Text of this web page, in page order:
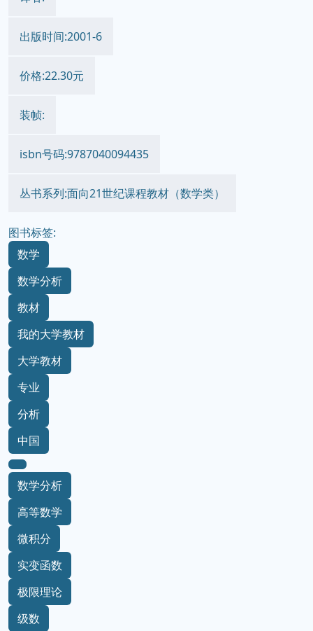
出版时间:2001-6
价格:22.30元
装帧:
isbn号码:9787040094435
丛书系列:面向21世纪课程教材（数学类）
图书标签:
数学
数学分析
教材
我的大学教材
大学教材
专业
分析
中国
数学分析
高等数学
微积分
实变函数
极限理论
级数